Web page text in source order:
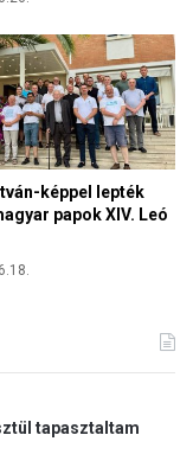
képpel lepték
papok XIV. Leó
tapasztaltam